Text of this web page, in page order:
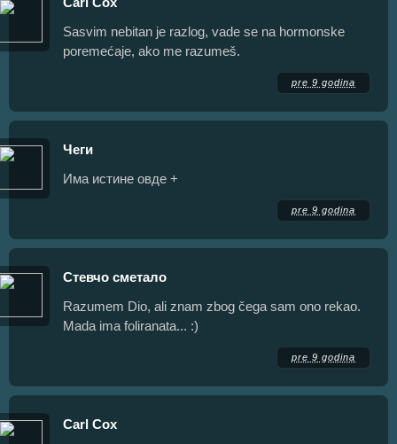
Sasvim nebitan je razlog, vade se na hormonske
poremećaje, ako me razumeš.
pre 9 godina
Чеги
Има истине овде +
pre 9 godina
Стевчо сметало
Razumem Dio, ali znam zbog čega sam ono rekao.
Mada ima foliranata... :)
pre 9 godina
Carl Cox